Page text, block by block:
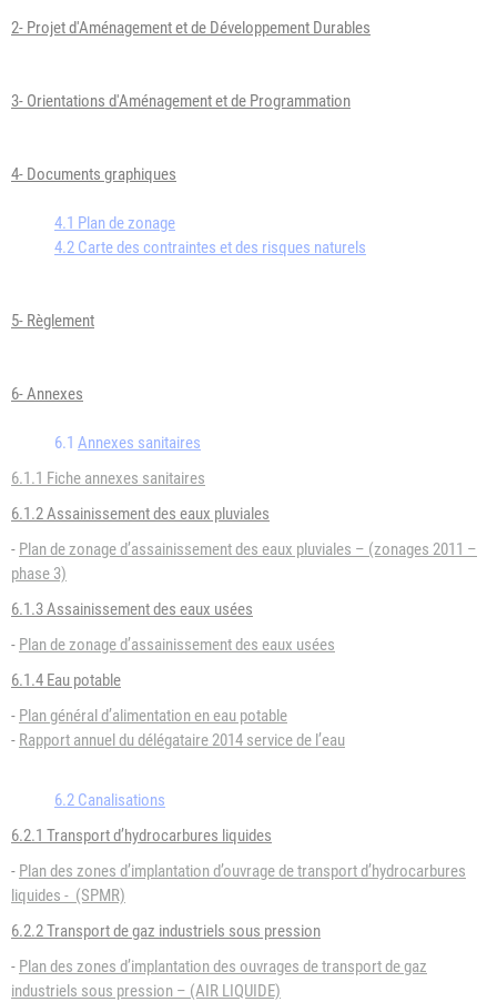
2- Projet d'Aménagement et de Développement Durables
3- Orientations d'Aménagement et de Programmation
4- Documents graphiques
4.1 Plan de zonage
4.2 Carte des contraintes et des risques naturels
5- Règlement
6- Annexes
6.1 Annexes sanitaires
6.1.1 Fiche annexes sanitaires
6.1.2 Assainissement des eaux pluviales
- Plan de zonage d’assainissement des eaux pluviales – (zonages 2011 –
phase 3)
6.1.3 Assainissement des eaux usées
- Plan de zonage d’assainissement des eaux usées
6.1.4 Eau potable
- Plan général d’alimentation en eau potable
- Rapport annuel du délégataire 2014 service de l’eau
6.2 Canalisations
6.2.1 Transport d’hydrocarbures liquides
- Plan des zones d’implantation d’ouvrage de transport d’hydrocarbures
liquides - (SPMR)
6.2.2 Transport de gaz industriels sous pression
- Plan des zones d’implantation des ouvrages de transport de gaz
industriels sous pression – (AIR LIQUIDE)